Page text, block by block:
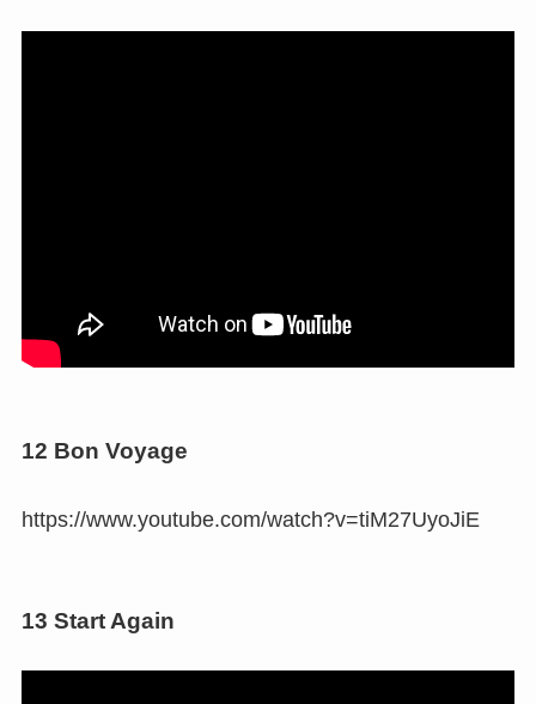
12 Bon Voyage
https://www.youtube.com/watch?v=tiM27UyoJiE
13 Start Again